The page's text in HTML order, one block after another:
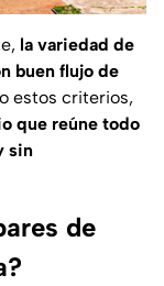
la variedad de
buen flujo de
estos criterios,
que reúne todo
sin
de